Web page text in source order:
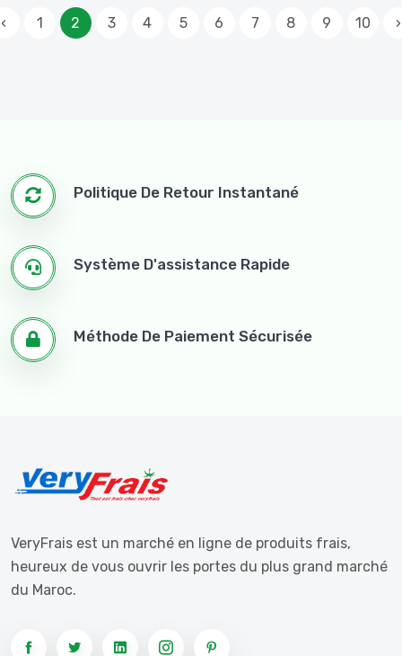
Cuisine Maison
Les Épices
Frêlug Légume
Frêlug Les Salades
Énergie Et Concentration
Cure Détox
Os Et Articulations
Renforcer La Santé
Bien Être
‹ 1 2 3 4 5 6 7 8 9 10 ›
Politique De Retour Instantané
Système D'assistance Rapide
Méthode De Paiement Sécurisée
VeryFrais est un marché en ligne de produits frais,
heureux de vous ouvrir les portes du plus grand marché
du Maroc.